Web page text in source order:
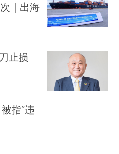
｜出海
止损
指“违